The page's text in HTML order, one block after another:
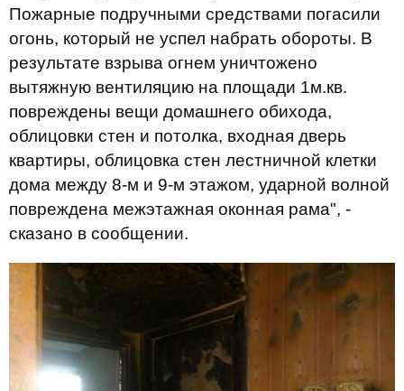
Пожарные подручными средствами погасили
огонь, который не успел набрать обороты. В
результате взрыва огнем уничтожено
вытяжную вентиляцию на площади 1м.кв.
повреждены вещи домашнего обихода,
облицовки стен и потолка, входная дверь
квартиры, облицовка стен лестничной клетки
дома между 8-м и 9-м этажом, ударной волной
повреждена межэтажная оконная рама", -
сказано в сообщении.